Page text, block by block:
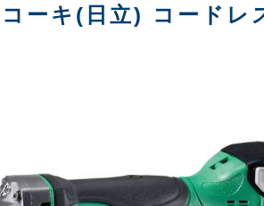
ーキ(日立) コード